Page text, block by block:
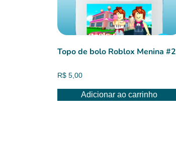
Topo de bolo Roblox Menina #2
R$ 5,00
Adicionar ao carrinho